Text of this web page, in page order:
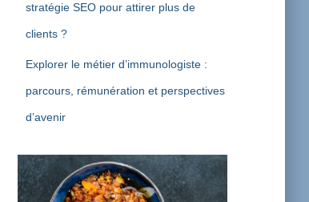
stratégie SEO pour attirer plus de
clients ?
Explorer le métier d’immunologiste :
parcours, rémunération et perspectives
d’avenir